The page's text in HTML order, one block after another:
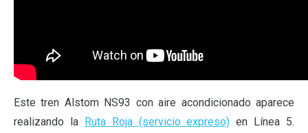
Este tren Alstom NS93 con aire acondicionado aparece
realizando la Ruta Roja (servicio expreso) en Línea 5.